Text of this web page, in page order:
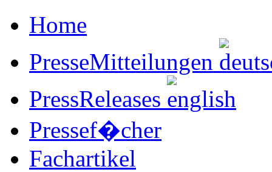
Home
PresseMitteilungen
PressReleases
Pressef�cher
Fachartikel